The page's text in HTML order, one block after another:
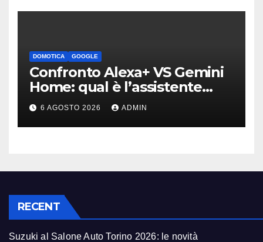
DOMOTICA GOOGLE
Confronto Alexa+ VS Gemini
Home: qual è l’assistente
migliore | Video
6 AGOSTO 2026 ADMIN
RECENT
Suzuki al Salone Auto Torino 2026: le novità